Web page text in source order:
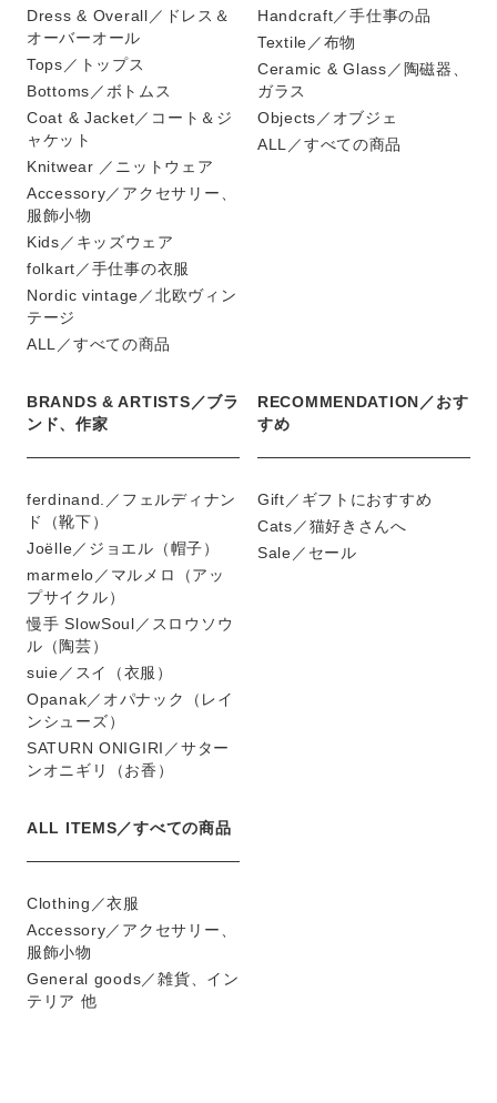
Dress & Overall／ドレス＆
オーバーオール
Tops／トップス
Bottoms／ボトムス
Coat & Jacket／コート＆ジ
ャケット
Knitwear ／ニットウェア
Accessory／アクセサリー、
服飾小物
Kids／キッズウェア
folkart／手仕事の衣服
Nordic vintage／北欧ヴィン
テージ
ALL／すべての商品
Handcraft／手仕事の品
Textile／布物
Ceramic & Glass／陶磁器、
ガラス
Objects／オブジェ
ALL／すべての商品
BRANDS & ARTISTS／ブラ
ンド、作家
ferdinand.／フェルディナン
ド（靴下）
Joëlle／ジョエル（帽子）
marmelo／マルメロ（アッ
プサイクル）
慢手 SlowSoul／スロウソウ
ル（陶芸）
suie／スイ（衣服）
Opanak／オパナック（レイ
ンシューズ）
SATURN ONIGIRI／サター
ンオニギリ（お香）
RECOMMENDATION／おす
すめ
Gift／ギフトにおすすめ
Cats／猫好きさんへ
Sale／セール
ALL ITEMS／すべての商品
Clothing／衣服
Accessory／アクセサリー、
服飾小物
General goods／雑貨、イン
テリア 他